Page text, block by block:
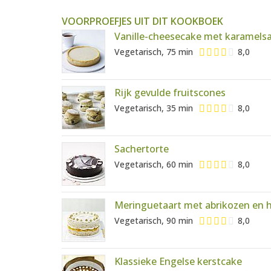
VOORPROEFJES UIT DIT KOOKBOEK
Vanille-cheesecake met
Vegetarisch, 75 min 8,0
Rijk gevulde fruitscones
Vegetarisch, 35 min 8,0
Sachertorte
Vegetarisch, 60 min 8,0
Meringuetaart met abrikozen en
Vegetarisch, 90 min 8,0
Klassieke Engelse kerstcake